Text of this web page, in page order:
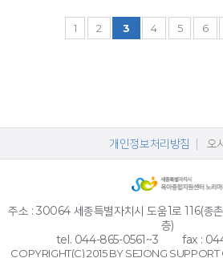
1 2 3 4 5 6
개인정보처리방침 오
주소 : 30064 세종특별자치시 도움1로 116(종
층)
tel. 044-865-0561~3
fax :
COPYRIGHT(C) 2015 BY SEJONG SUPPORT